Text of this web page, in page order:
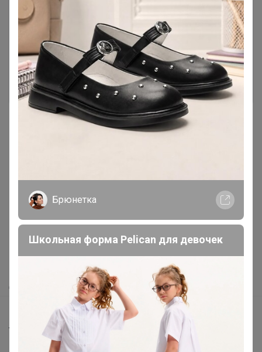
Чтобы написать комментарий необходимо
авторизоваться на сайте!
Это займет меньше минуты
Войти Зарегистрироваться
Как здесь все устроено?
Как сделать заказ?
Доставка
Шоурумы
Торговые марки
Брюнетка
Школьная форма Pelican для девочек